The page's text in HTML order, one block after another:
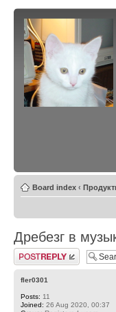
Board index ‹
Дребезг в
Post a reply
fler0301
Posts: 11
Joined: 26 Aug 2020, 00:37